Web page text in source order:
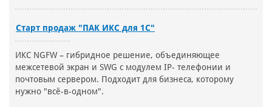
Старт продаж "ПАК ИКС для 1С"
ИКС NGFW – гибридное решение, объединяющее
межсетевой экран и SWG с модулем IP- телефонии и
почтовым сервером. Подходит для бизнеса, которому
нужно "всё-в-одном".